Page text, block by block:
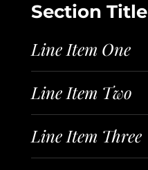
Section Title
Line Item One
Line Item Two
Line Item Three